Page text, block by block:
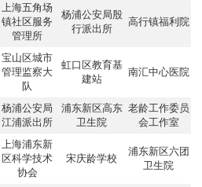
上海五角场
镇社区服务
管理所
杨浦公安局殷
行派出所
高行镇福利院
宝山区城市
管理监察大
队
虹口区教育基
建站
南汇中心医院
杨浦公安局
江浦派出所
浦东新区高东
卫生院
老龄工作委员
会工作室
上海浦东新
区科学技术
协会
宋庆龄学校
浦东新区六团
卫生院